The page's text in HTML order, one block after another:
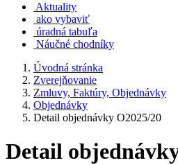
Aktuality
ako vybaviť
úradná tabuľa
Náučné chodníky
Úvodná stránka
Zverejňovanie
Zmluvy, Faktúry, Objednávky
Objednávky
Detail objednávky O2025/20
Detail